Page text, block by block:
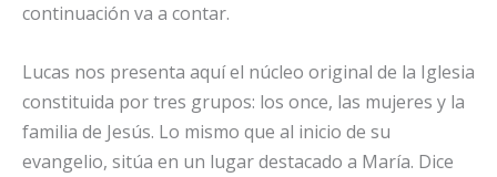
continuación va a contar.
Lucas nos presenta aquí el núcleo original de la Iglesia
constituida por tres grupos: los once, las mujeres y la
familia de Jesús. Lo mismo que al inicio de su
evangelio, sitúa en un lugar destacado a María. Dice